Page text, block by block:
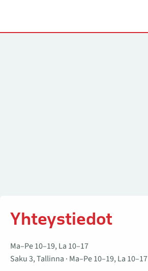
Yhteystiedot
Ma–Pe 10–19, La 10–17
Saku 3, Tallinna · Ma–Pe 10–19, La 10–17